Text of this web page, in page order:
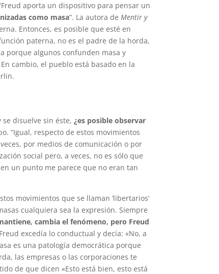
aporta un dispositivo para pensar un
como masa”. La autora deMentir y
Entonces, es posible que esté en
paterna, no es el padre de la horda,
porque algunos confunden masa y
cambio, el pueblo está basado en la
se disuelve sin éste,¿es posible observar
“Igual, respecto de estos movimientos
por medios de comunicación o por
social pero, a veces, no es sólo que
un punto me parece que no eran tan
movimientos que se llaman ‘libertarios’
cualquiera sea la expresión. Siempre
cambia el fenómeno, pero Freud
excedía lo conductual y decía: «No, a
es una patología democrática porque
las empresas o las corporaciones te
de que dicen «Esto está bien, esto está